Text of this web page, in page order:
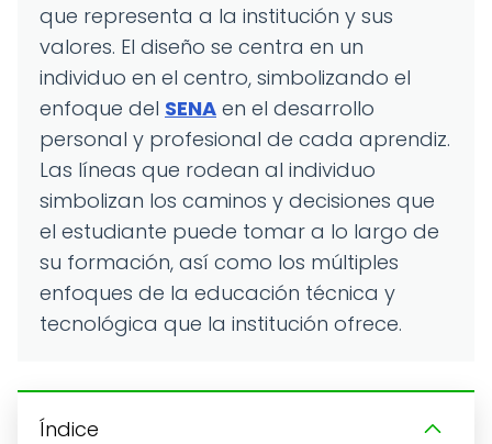
que representa a la institución y sus
valores. El diseño se centra en un
individuo en el centro, simbolizando el
enfoque del SENA en el desarrollo
personal y profesional de cada aprendiz.
Las líneas que rodean al individuo
simbolizan los caminos y decisiones que
el estudiante puede tomar a lo largo de
su formación, así como los múltiples
enfoques de la educación técnica y
tecnológica que la institución ofrece.
Índice